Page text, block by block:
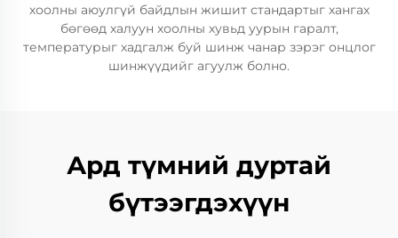
хоолны аюулгүй байдлын жишит стандартыг хангах
бөгөөд халуун хоолны хувьд уурын гаралт,
температурыг хадгалж буй шинж чанар зэрэг онцлог
шинжүүдийг агуулж болно.
Ард түмний дуртай
бүтээгдэхүүн